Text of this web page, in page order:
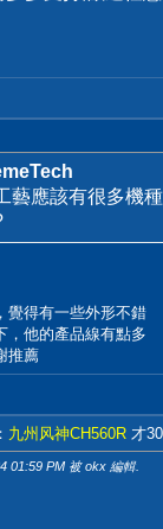
藝應該有很多機
覺得有一些外形不錯
，他的產品線有點多
推薦
九州风神CH560R 才
01:59 PM 被 okx 編輯.